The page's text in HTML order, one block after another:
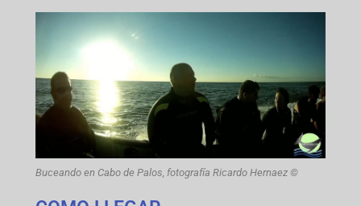
Buceando en Cabo de Palos, fotografía Ricardo Hernaez ©